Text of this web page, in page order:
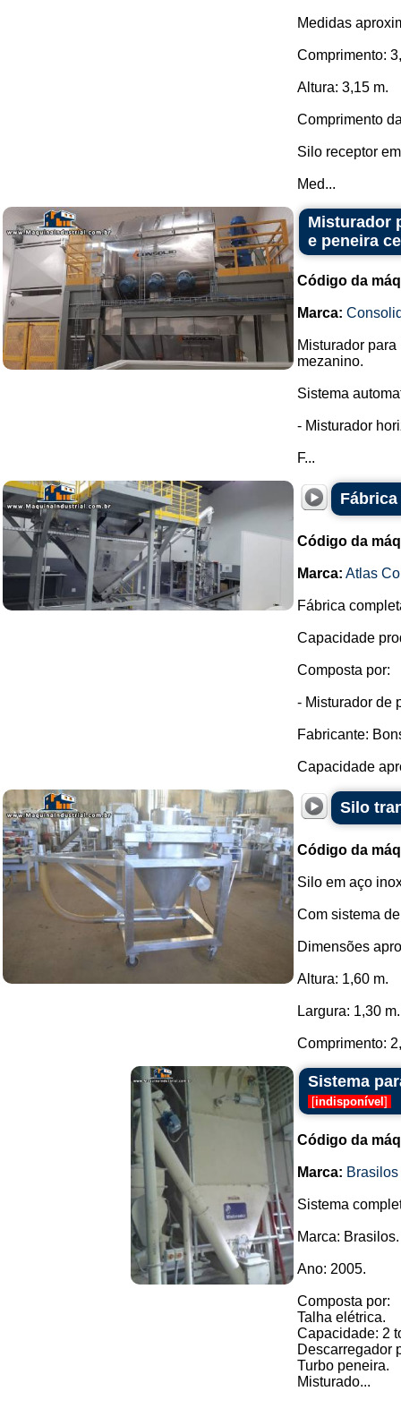
Medidas
Comprimento:
Altura: 3,15 m.
Comprimento
Silo receptor
Med...
Misturador
e peneira
Código da
Marca:
Misturador
mezanino.
Sistema
- Misturador
F...
Código da
Marca: Atlas
Fábrica
Capacidade
Composta por:
- Misturador de
Fabricante:
Capacidade
Silo
Código da
Silo em aço
Com sistema
Dimensões
Altura: 1,60 m.
Largura: 1,30 m.
Comprimento:
Sistema
[indisponível ]
Código da
Marca: Brasilos
Sistema
Marca: Brasilos.
Ano: 2005.
Composta por:
Talha elétrica.
Capacidade: 2
Descarregador
Turbo peneira.
Misturado...